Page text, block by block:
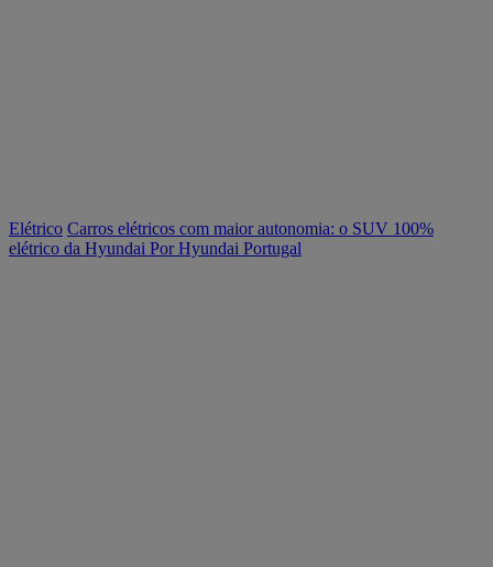
Elétrico Carros elétricos com maior autonomia: o SUV 100%
elétrico da Hyundai Por Hyundai Portugal